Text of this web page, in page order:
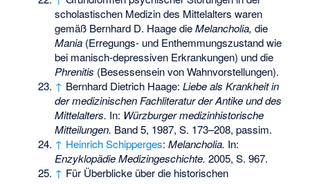
scholastischen Medizin des Mittelalters waren
gemäß Bernhard D. Haage dieMelancholia, die
Mania (Erregungs- und Enthemmungszustand wie
bei manisch-depressiven Erkrankungen) und die
Phrenitis (Besessensein von Wahnvorstellungen).
↑ Bernhard Dietrich Haage:Liebe als Krankheit in
der medizinischen Fachliteratur der Antike und des
Mittelalters. In: Würzburger medizinhistorische
Mitteilungen. Band 5, 1987, S. 173–208, passim.
↑ Heinrich Schipperges:Melancholia. In:
Enzyklopädie Medizingeschichte. 2005, S. 967.
↑ Für Überblicke über die historischen